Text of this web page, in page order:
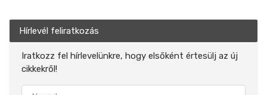
Hírlevél feliratkozás
Iratkozz fel hírlevelünkre, hogy elsőként értesülj az új
cikkekről!